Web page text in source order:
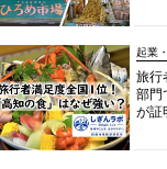
起業
旅行
部門
が証